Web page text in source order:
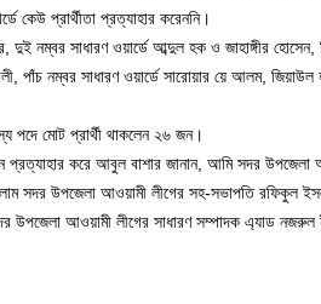
কেউ প্রার্থীতা প্রত্যাহার করেননি।
নম্বর সাধারণ ওয়ার্ডে আব্দুল হক ও জাহাঙ্গীর হোসেন,
পাঁচ নম্বর সাধারণ ওয়ার্ডে সারোয়ার য়ে আলম,
পদে মোট প্রার্থী থাকলেন ২৬ জন।
প্রত্যাহার করে আবুল বাশার জানান, আমি সদর উপজেলা
সদর উপজেলা আওয়ামী লীগের সহ-সভাপতি রফিকুল
উপজেলা আওয়ামী লীগের সাধারণ সম্পাদক এ্যাড